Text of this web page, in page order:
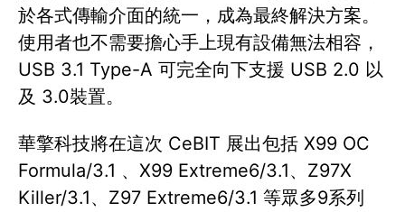
於各式傳輸介面的統一，成為最終解決方案。
使用者也不需要擔心手上現有設備無法相容，
USB 3.1 Type-A 可完全向下支援 USB 2.0 以
及 3.0裝置。
華擎科技將在這次 CeBIT 展出包括 X99 OC
Formula/3.1 、X99 Extreme6/3.1、Z97X
Killer/3.1、Z97 Extreme6/3.1 等眾多9系列